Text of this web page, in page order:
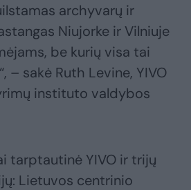
archyvarų ir
Niujorke ir Vilniuje
be kurių visa tai
– sakė Ruth Levine, YIVO
instituto valdybos
tarptautinė YIVO ir trijų
Lietuvos centrinio